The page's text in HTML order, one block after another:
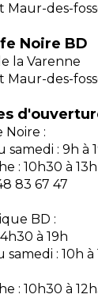
Maur-des-
Noire BD
la Varenne
Maur-des-
Noire :
samedi : 9h à
: 10h30 à 13h
83 67 47
BD :
à 19h
samedi : 10h à
: 10h30 à